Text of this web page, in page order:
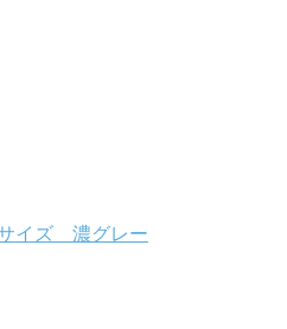
イズ 濃グレー